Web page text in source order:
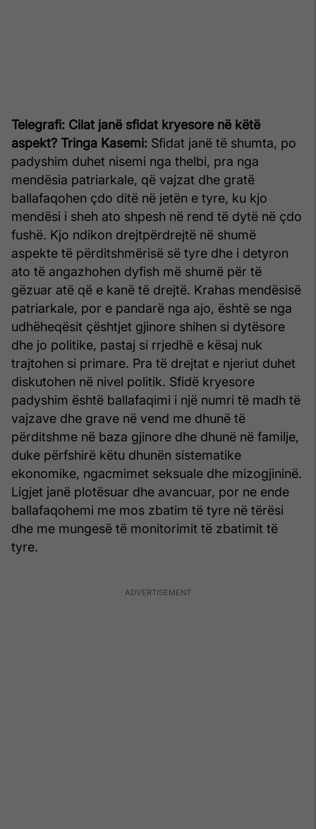
Telegrafi: Cilat janë sfidat kryesore në këtë
aspekt? Tringa Kasemi: Sfidat janë të shumta, po
padyshim duhet nisemi nga thelbi, pra nga
mendësia patriarkale, që vajzat dhe gratë
ballafaqohen çdo ditë në jetën e tyre, ku kjo
mendësi i sheh ato shpesh në rend të dytë në çdo
fushë. Kjo ndikon drejtpërdrejtë në shumë
aspekte të përditshmërisë së tyre dhe i detyron
ato të angazhohen dyfish më shumë për të
gëzuar atë që e kanë të drejtë. Krahas mendësisë
patriarkale, por e pandarë nga ajo, është se nga
udhëheqësit çështjet gjinore shihen si dytësore
dhe jo politike, pastaj si rrjedhë e kësaj nuk
trajtohen si primare. Pra të drejtat e njeriut duhet
diskutohen në nivel politik. Sfidë kryesore
padyshim është ballafaqimi i një numri të madh të
vajzave dhe grave në vend me dhunë të
përditshme në baza gjinore dhe dhunë në familje,
duke përfshirë këtu dhunën sistematike
ekonomike, ngacmimet seksuale dhe mizogjininë.
Ligjet janë plotësuar dhe avancuar, por ne ende
ballafaqohemi me mos zbatim të tyre në tërësi
dhe me mungesë të monitorimit të zbatimit të
tyre.